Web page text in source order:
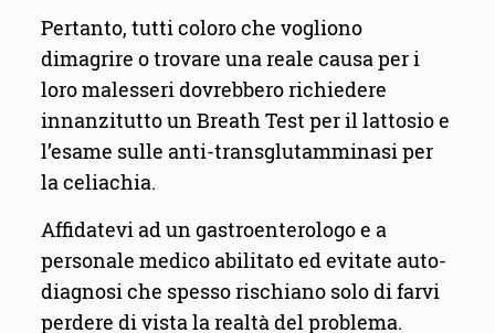
Pertanto, tutti coloro che vogliono
dimagrire o trovare una reale causa per i
loro malesseri dovrebbero richiedere
innanzitutto un Breath Test per il lattosio e
l’esame sulle anti-transglutamminasi per
la celiachia.
Affidatevi ad un gastroenterologo e a
personale medico abilitato ed evitate auto-
diagnosi che spesso rischiano solo di farvi
perdere di vista la realtà del problema.